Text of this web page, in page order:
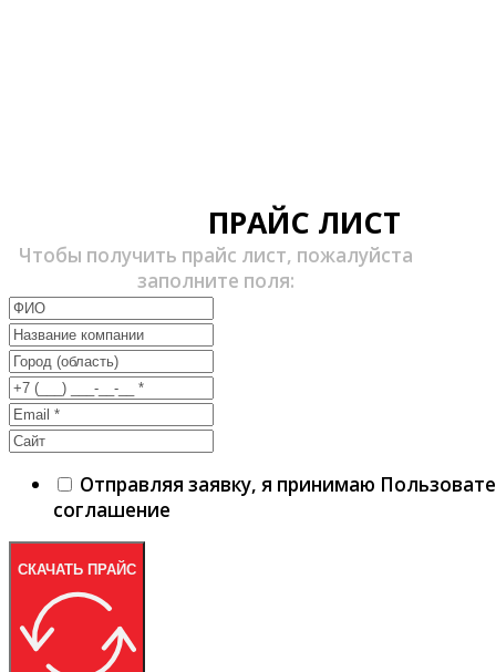
ПРАЙС ЛИСТ
Чтобы получить прайс лист, пожалуйста
заполните поля:
Отправляя заявку, я принимаю
соглашение
СКАЧАТЬ ПРАЙС